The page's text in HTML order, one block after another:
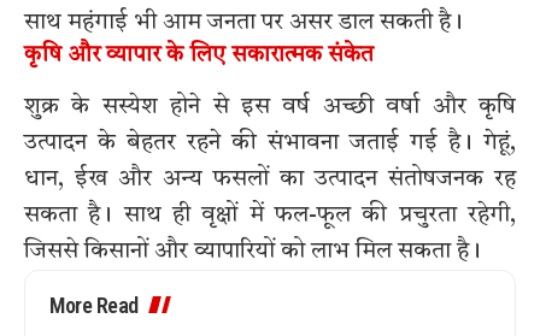
साथ महंगाई भी आम जनता पर असर डाल सकती है।
कृषि और व्यापार के लिए सकारात्मक संकेत
शुक्र के सस्येश होने से इस वर्ष अच्छी वर्षा और कृषि
उत्पादन के बेहतर रहने की संभावना जताई गई है। गेहूं,
धान, ईख और अन्य फसलों का उत्पादन संतोषजनक रह
सकता है। साथ ही वृक्षों में फल-फूल की प्रचुरता रहेगी,
जिससे किसानों और व्यापारियों को लाभ मिल सकता है।
More Read